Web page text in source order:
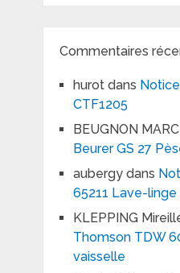
Commentaires
hurotdans
CTF1205
BEUGNON
Beurer GS 27
aubergydans
65211 Lave-linge
KLEPPING
Thomson TDW
vaisselle